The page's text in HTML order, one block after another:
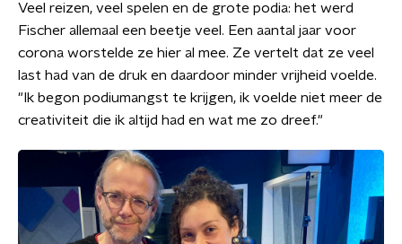
Veel reizen, veel spelen en de grote podia: het werd
Fischer allemaal een beetje veel. Een aantal jaar voor
corona worstelde ze hier al mee. Ze vertelt dat ze veel
last had van de druk en daardoor minder vrijheid voelde.
"Ik begon podiumangst te krijgen, ik voelde niet meer de
creativiteit die ik altijd had en wat me zo dreef."